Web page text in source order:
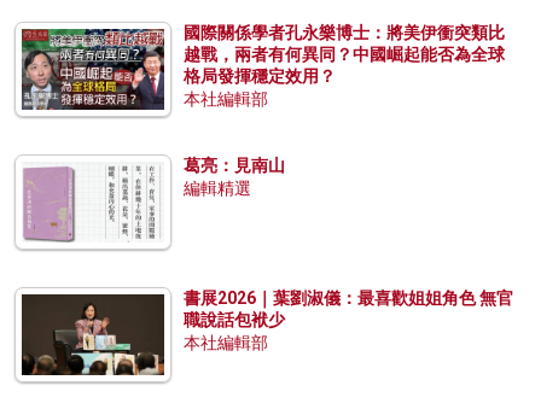
國際關係學者孔永樂博士：將美伊衝突類比
越戰，兩者有何異同？中國崛起能否為全球
格局發揮穩定效用？
本社編輯部
葛亮：見南山
編輯精選
書展2026｜葉劉淑儀：最喜歡姐姐角色 無官
職說話包袱少
本社編輯部